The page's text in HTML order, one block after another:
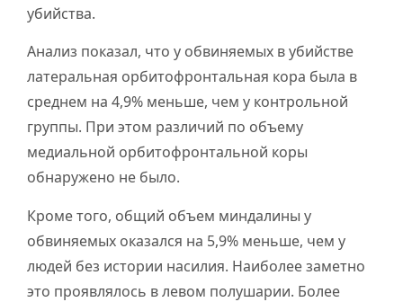
убийства.
Анализ показал, что у обвиняемых в убийстве
латеральная орбитофронтальная кора была в
среднем на 4,9% меньше, чем у контрольной
группы. При этом различий по объему
медиальной орбитофронтальной коры
обнаружено не было.
Кроме того, общий объем миндалины у
обвиняемых оказался на 5,9% меньше, чем у
людей без истории насилия. Наиболее заметно
это проявлялось в левом полушарии. Более